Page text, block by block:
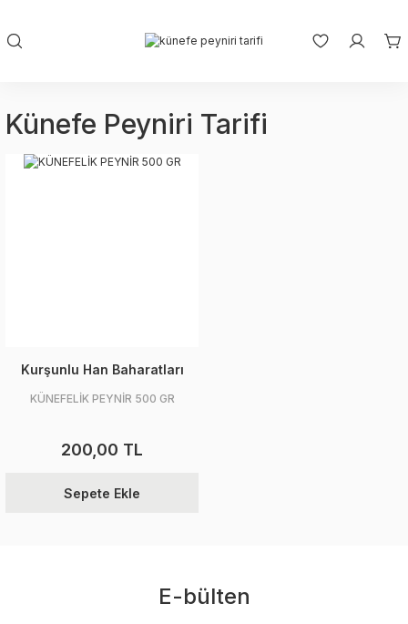
Künefe Peyniri Tarifi
Kurşunlu Han Baharatları
KÜNEFELİK PEYNİR 500 GR
200,00 TL
Sepete Ekle
E-bülten